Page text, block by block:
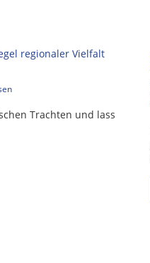
regionaler Vielfalt
Trachten und lass